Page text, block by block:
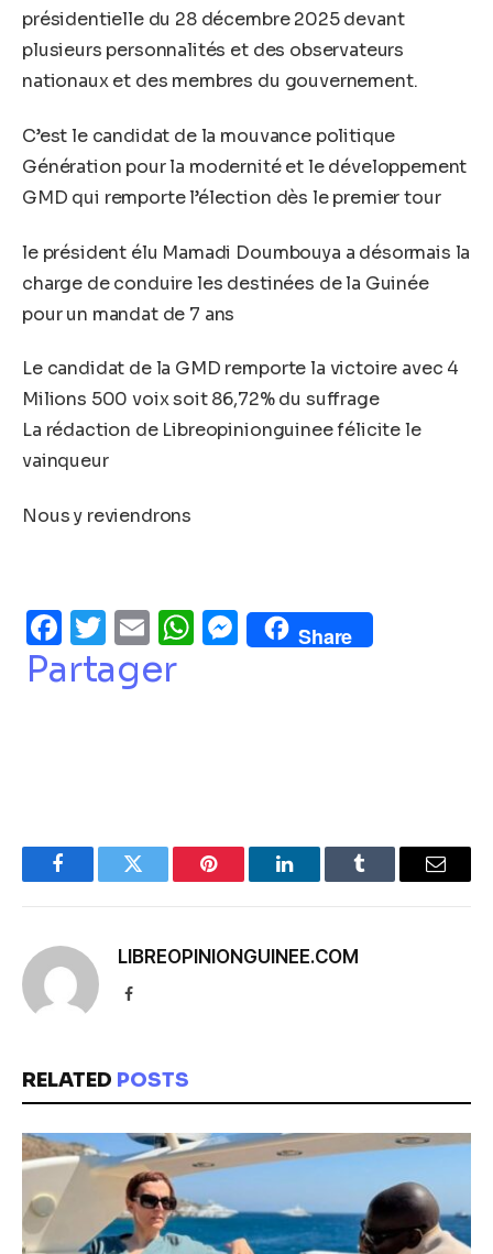
présidentielle du 28 décembre 2025 devant
plusieurs personnalités et des observateurs
nationaux et des membres du gouvernement.
C’est le candidat de la mouvance politique
Génération pour la modernité et le développement
GMD qui remporte l’élection dès le premier tour
le président élu Mamadi Doumbouya a désormais la
charge de conduire les destinées de la Guinée
pour un mandat de 7 ans
Le candidat de la GMD remporte la victoire avec 4
Milions 500 voix soit 86,72% du suffrage
La rédaction de Libreopinionguinee félicite le
vainqueur
Nous y reviendrons
Facebook
Twitter
EmailWhatsApp
Messenger
Share
Partager
FacebookTwitter Pinterest LinkedInTumblr Email
LIBREOPINIONGUINEE.COM
Facebook
RELATED POSTS